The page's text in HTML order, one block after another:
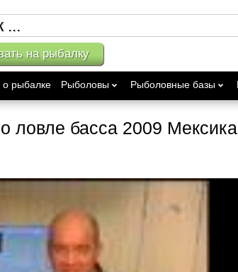
на рыбалку
о рыбалке Рыболовы Рыболовные базы
ловле басса 2009 Мексика